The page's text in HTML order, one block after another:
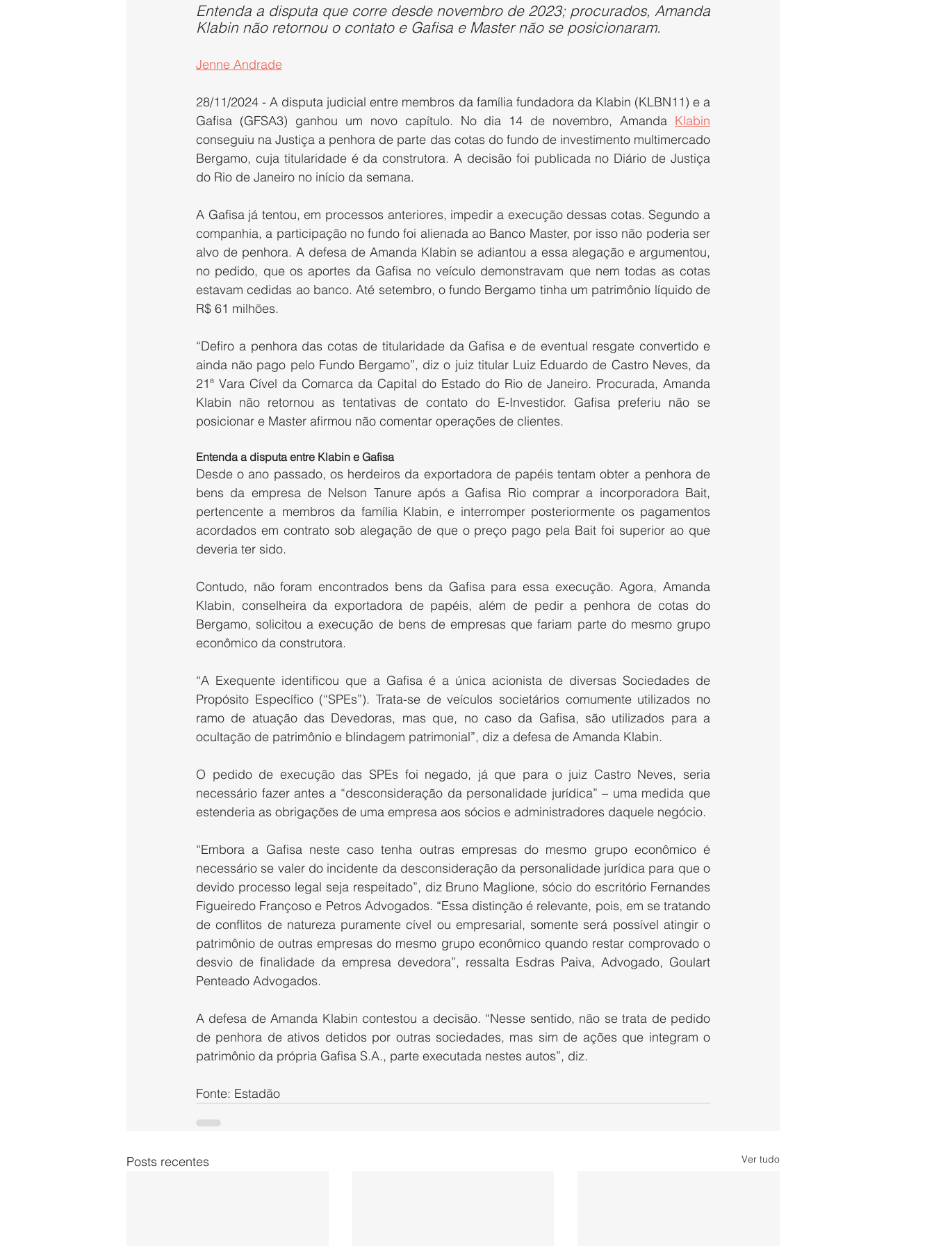
Entenda a disputa que corre desde novembro de 2023; procurados, Amanda
Klabin não retornou o contato e Gafisa e Master não se posicionaram.
Jenne Andrade
28/11/2024 - A disputa judicial entre membros da família fundadora da Klabin (KLBN11) e a
Gafisa (GFSA3) ganhou um novo capítulo. No dia 14 de novembro, Amanda Klabin
conseguiu na Justiça a penhora de parte das cotas do fundo de investimento multimercado
Bergamo, cuja titularidade é da construtora. A decisão foi publicada no Diário de Justiça
do Rio de Janeiro no início da semana.
A Gafisa já tentou, em processos anteriores, impedir a execução dessas cotas. Segundo a
companhia, a participação no fundo foi alienada ao Banco Master, por isso não poderia ser
alvo de penhora. A defesa de Amanda Klabin se adiantou a essa alegação e argumentou,
no pedido, que os aportes da Gafisa no veículo demonstravam que nem todas as cotas
estavam cedidas ao banco. Até setembro, o fundo Bergamo tinha um patrimônio líquido de
R$ 61 milhões.
“Defiro a penhora das cotas de titularidade da Gafisa e de eventual resgate convertido e
ainda não pago pelo Fundo Bergamo”, diz o juiz titular Luiz Eduardo de Castro Neves, da
21ª Vara Cível da Comarca da Capital do Estado do Rio de Janeiro. Procurada, Amanda
Klabin não retornou as tentativas de contato do E-Investidor. Gafisa preferiu não se
posicionar e Master afirmou não comentar operações de clientes.
Entenda a disputa entre Klabin e Gafisa
Desde o ano passado, os herdeiros da exportadora de papéis tentam obter a penhora de
bens da empresa de Nelson Tanure após a Gafisa Rio comprar a incorporadora Bait,
pertencente a membros da família Klabin, e interromper posteriormente os pagamentos
acordados em contrato sob alegação de que o preço pago pela Bait foi superior ao que
deveria ter sido.
Contudo, não foram encontrados bens da Gafisa para essa execução. Agora, Amanda
Klabin, conselheira da exportadora de papéis, além de pedir a penhora de cotas do
Bergamo, solicitou a execução de bens de empresas que fariam parte do mesmo grupo
econômico da construtora.
“A Exequente identificou que a Gafisa é a única acionista de diversas Sociedades de
Propósito Específico (“SPEs”). Trata-se de veículos societários comumente utilizados no
ramo de atuação das Devedoras, mas que, no caso da Gafisa, são utilizados para a
ocultação de patrimônio e blindagem patrimonial”, diz a defesa de Amanda Klabin.
O pedido de execução das SPEs foi negado, já que para o juiz Castro Neves, seria
necessário fazer antes a “desconsideração da personalidade jurídica” – uma medida que
estenderia as obrigações de uma empresa aos sócios e administradores daquele negócio.
“Embora a Gafisa neste caso tenha outras empresas do mesmo grupo econômico é
necessário se valer do incidente da desconsideração da personalidade jurídica para que o
devido processo legal seja respeitado”, diz Bruno Maglione, sócio do escritório Fernandes
Figueiredo Françoso e Petros Advogados. “Essa distinção é relevante, pois, em se tratando
de conflitos de natureza puramente cível ou empresarial, somente será possível atingir o
patrimônio de outras empresas do mesmo grupo econômico quando restar comprovado o
desvio de finalidade da empresa devedora”, ressalta Esdras Paiva, Advogado, Goulart
Penteado Advogados.
A defesa de Amanda Klabin contestou a decisão. “Nesse sentido, não se trata de pedido
de penhora de ativos detidos por outras sociedades, mas sim de ações que integram o
patrimônio da própria Gafisa S.A., parte executada nestes autos”, diz.
Fonte: Estadão
Posts recentes Ver tudo